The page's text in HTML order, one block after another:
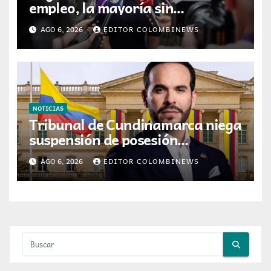
empleo, la mayoría sin
experiencia requerida
AGO 6, 2026 EDITOR COLOMBINEWS
NOTICIAS
Tribunal de Cundinamarca niega
suspensión de posesión
presidencial de Abelardo de la
Espriella en Cali
AGO 6, 2026 EDITOR COLOMBINEWS